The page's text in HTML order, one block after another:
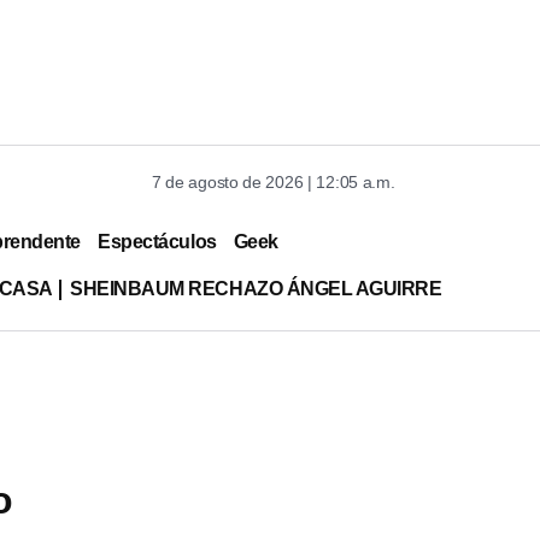
7 de agosto de 2026 | 12:05 a.m.
Espectáculos Geek
SHEINBAUM RECHAZO ÁNGEL AGUIRRE